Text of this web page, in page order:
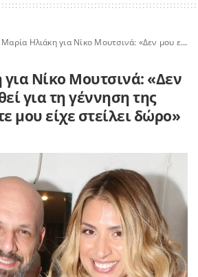
Μαρία Ηλιάκη για Νίκο Μουτσινά: «Δεν μου είχε ευχηθεί για τη γέννηση της κόρης μου, ούτε μου είχε στείλει δώρο»
Νίκο Μουτσινά: «Δεν
για τη γέννηση της
μου είχε στείλει δώρο»